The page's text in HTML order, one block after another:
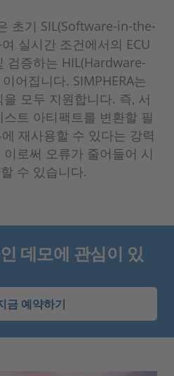
초기 SIL(Software-in-the-
실시간 조건에서의 ECU
검증하는 HIL(Hardware-
어집니다. SIMPHERA는
모두 지원합니다. 즉, 서
트 아티팩트를 변환할 필
재사용할 수 있다는 강력
로써 오류가 줄어들어 시
수 있습니다.
데모에 관심이 있
금 예약하기